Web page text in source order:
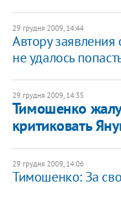
29 грудня 2009, 14:44
Автору
не удалось
29 грудня 2009, 14:35
Тимошенко
критиковать
29 грудня 2009, 14:06
Тимошенко: За